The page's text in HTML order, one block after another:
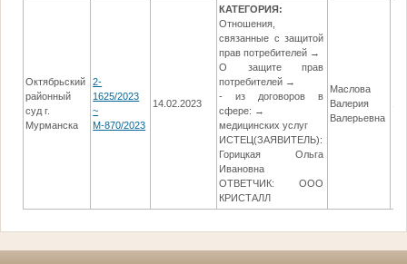
Октябрьский
районный
суд г.
Мурманска
2-
1625/2023
~
М-870/2023
14.02.2023
КАТЕГОРИЯ:
Отношения,
связанные с защитой
прав потребителей →
О защите прав
потребителей →
- из договоров в
сфере: →
медицинских услуг
ИСТЕЦ(ЗАЯВИТЕЛЬ):
Горицкая Ольга
Ивановна
ОТВЕТЧИК: ООО
КРИСТАЛЛ
Маслова
Валерия
Валерьевна